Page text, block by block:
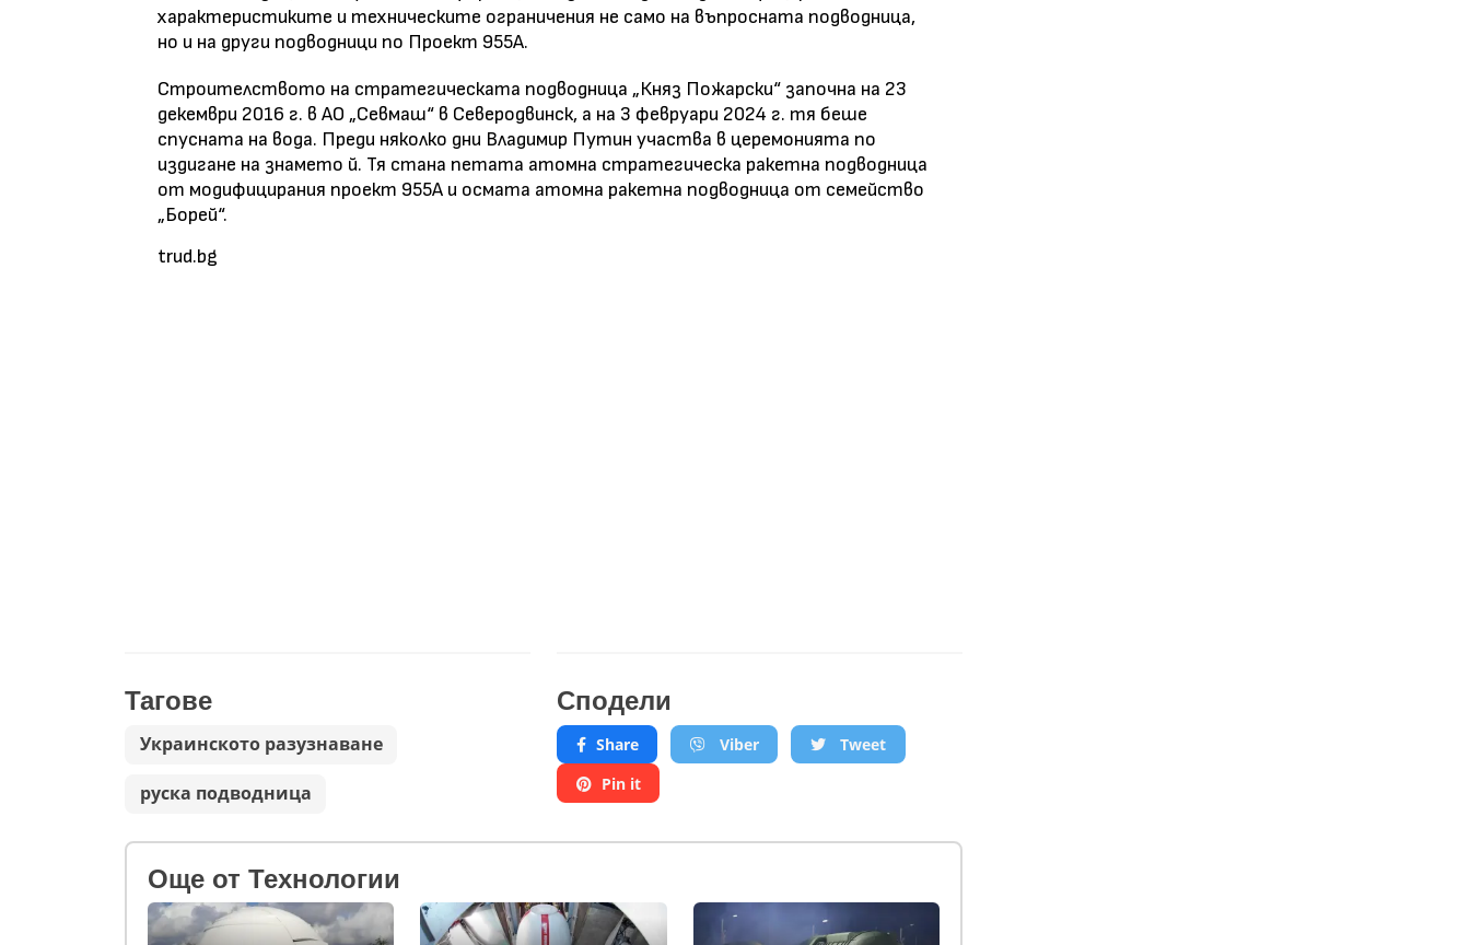
характеристиките и техническите ограничения не само на въпросната подводница,
но и на други подводници по Проект 955А.
Строителството на стратегическата подводница „Княз Пожарски“ започна на 23
декември 2016 г. в АО „Севмаш“ в Северодвинск, а на 3 февруари 2024 г. тя беше
спусната на вода. Преди няколко дни Владимир Путин участва в церемонията по
издигане на знамето й. Тя стана петата атомна стратегическа ракетна подводница
от модифицирания проект 955А и осмата атомна ракетна подводница от семейство
„Борей“.
trud.bg
Тагове
Украинското разузнаване
руска подводница
Сподели
Share Viber
Tweet
Pin it
Oще от Технологии